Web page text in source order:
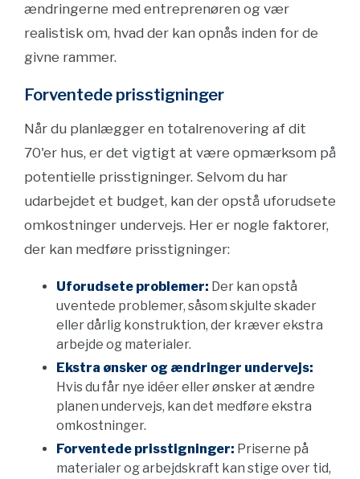
ændringerne med entreprenøren og vær
realistisk om, hvad der kan opnås inden for de
givne rammer.
Forventede prisstigninger
Når du planlægger en totalrenovering af dit
70'er hus, er det vigtigt at være opmærksom på
potentielle prisstigninger. Selvom du har
udarbejdet et budget, kan der opstå uforudsete
omkostninger undervejs. Her er nogle faktorer,
der kan medføre prisstigninger:
Uforudsete problemer: Der kan opstå
uventede problemer, såsom skjulte skader
eller dårlig konstruktion, der kræver ekstra
arbejde og materialer.
Ekstra ønsker og ændringer undervejs:
Hvis du får nye idéer eller ønsker at ændre
planen undervejs, kan det medføre ekstra
omkostninger.
Forventede prisstigninger: Priserne på
materialer og arbejdskraft kan stige over tid,